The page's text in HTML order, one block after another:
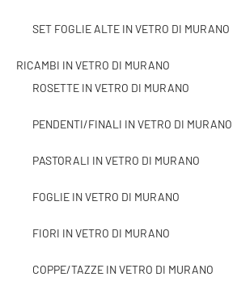
SET FOGLIE ALTE IN VETRO DI MURANO
RICAMBI IN VETRO DI MURANO
ROSETTE IN VETRO DI MURANO
PENDENTI/FINALI IN VETRO DI MURANO
PASTORALI IN VETRO DI MURANO
FOGLIE IN VETRO DI MURANO
FIORI IN VETRO DI MURANO
COPPE/TAZZE IN VETRO DI MURANO